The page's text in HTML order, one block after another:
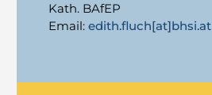
Kath. BAfEP
Email: edith.fluch[at]bhsi.at